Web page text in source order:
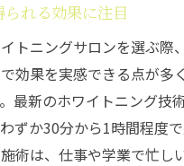
れる効果に注目
トニングサロンを選ぶ際
効果を実感できる点が多
最新のホワイトニング技
ずか30分から1時間程度
術は、仕事や学業で忙し